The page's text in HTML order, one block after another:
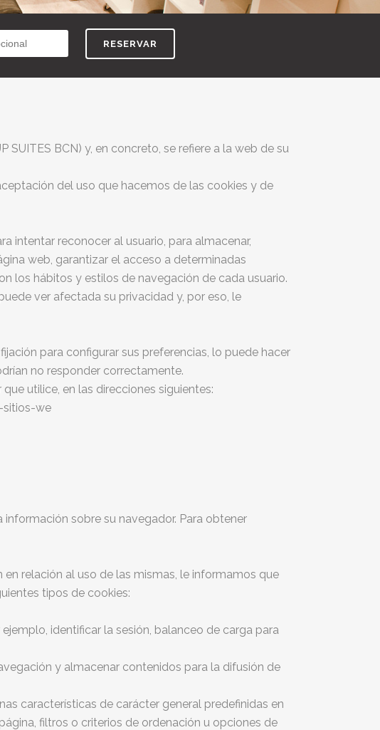
RESERVAR
SUITES BCN) y, en concreto, se refiere a la web de su
del uso que hacemos de las cookies y de
intentar reconocer al usuario, para almacenar,
web, garantizar el acceso a determinadas
los hábitos y estilos de navegación de cada usuario.
ver afectada su privacidad y, por eso, le
para configurar sus preferencias, lo puede hacer
no responder correctamente.
que utilice, en las direcciones siguientes:
sitios-we
información sobre su navegador. Para obtener
relación al uso de las mismas, le informamos que
tipos de cookies:
identificar la sesión, balanceo de carga para
y almacenar contenidos para la difusión de
características de carácter general predefinidas en
filtros o criterios de ordenación u opciones de